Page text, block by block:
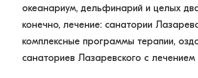
океанариум, дельфинарий и целых
конечно, лечение: санатории
комплексные программы терапии,
санаториев Лазаревского с